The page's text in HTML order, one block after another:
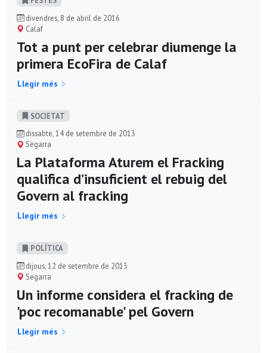
divendres, 8 de abril de 2016
Calaf
Tot a punt per celebrar diumenge la
primera EcoFira de Calaf
Llegir més
SOCIETAT
dissabte, 14 de setembre de 2013
Segarra
La Plataforma Aturem el Fracking
qualifica d’insuficient el rebuig del
Govern al fracking
Llegir més
POLÍ­TICA
dijous, 12 de setembre de 2013
Segarra
Un informe considera el fracking de
'poc recomanable' pel Govern
Llegir més